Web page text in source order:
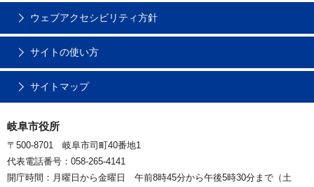
ウェブアクセシビリティ方針
サイトの使い方
サイトマップ
岐阜市役所
〒500-8701 岐阜市司町40番地1
代表電話番号：058-265-4141
開庁時間：月曜日から金曜日 午前8時45分から午後5時30分まで（土